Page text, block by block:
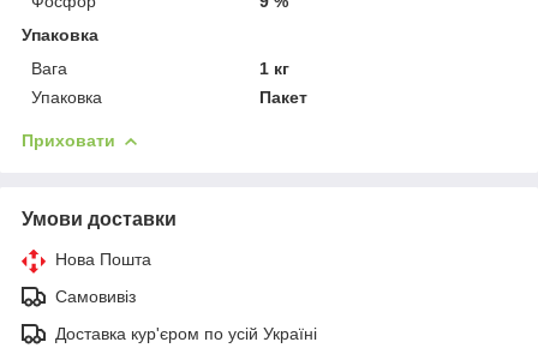
Упаковка
Вага
1 кг
Упаковка
Пакет
Приховати
Умови доставки
Нова Пошта
Самовивіз
Доставка кур'єром по усій Україні